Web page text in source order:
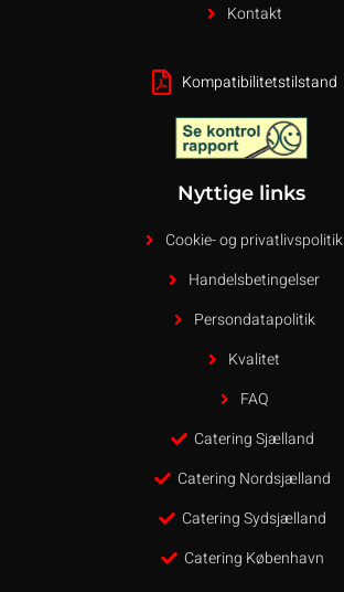
Kontakt
Kompatibilitetstilstand
Nyttige links
Cookie- og privatlivspolitik
Handelsbetingelser
Persondatapolitik
Kvalitet
FAQ
Catering Sjælland
Catering Nordsjælland
Catering Sydsjælland
Catering København